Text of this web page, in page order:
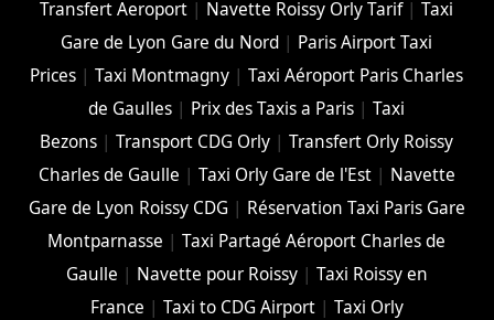
Transfert Aeroport | Navette Roissy Orly Tarif|Taxi
Gare de Lyon Gare du Nord | Paris Airport Taxi
Prices |Taxi Montmagny |Taxi Aéroport Paris Charles
de Gaulles | Prix des Taxis a Paris |Taxi
Bezons |Transport CDG Orly |Transfert Orly Roissy
Charles de Gaulle | Taxi Orly Gare de l'Est| Navette
Gare de Lyon Roissy CDG | Réservation Taxi Paris Gare
Montparnasse |Taxi Partagé Aéroport Charles de
Gaulle | Navette pour Roissy| Taxi Roissy en
France | Taxi to CDG Airport| Taxi Orly